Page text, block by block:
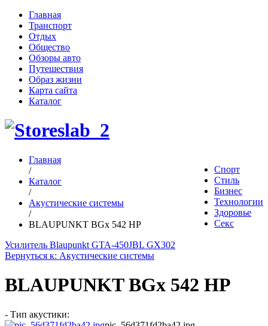
Главная
Транспорт
Отдых
Общество
Обзоры авто
Путешествия
Образ жизни
Карта сайта
Каталог
Спорт
Стиль
Бизнес
Технологии
Здоровье
Секс
Главная
/
Каталог
/
Акустические системы
/
BLAUPUNKT BGx 542 HP
Усилитель Blaupunkt GTA-450JBL GX302
Вернуться к: Акустические системы
BLAUPUNKT BGx 542 HP
- Тип акустики: